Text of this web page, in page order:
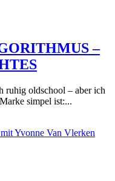
–
ruhig oldschool – aber ich
simpel ist:...